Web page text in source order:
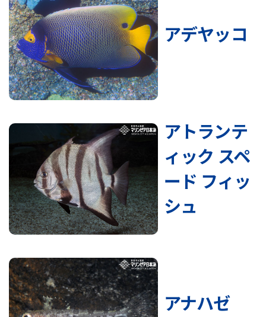
アデヤッコ
アトランテ
ィック スペ
ード フィッ
シュ
アナハゼ